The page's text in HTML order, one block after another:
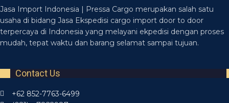
Jasa Import Indonesia | Pressa Cargo merupakan salah satu
usaha di bidang Jasa Ekspedisi cargo import door to door
terpercaya di Indonesia yang melayani ekpedisi dengan proses
mudah, tepat waktu dan barang selamat sampai tujuan.
Contact Us
+62 852-7763-6499